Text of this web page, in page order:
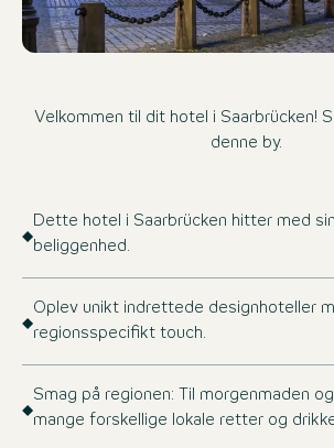
Velkommen til dit hotel i Saarbrücken!
denne by.
Dette hotel i Saarbrücken hitter med
beliggenhed.
Oplev unikt indrettede designhoteller
regionsspecifikt touch.
Smag på regionen: Til morgenmaden
mange forskellige lokale retter og